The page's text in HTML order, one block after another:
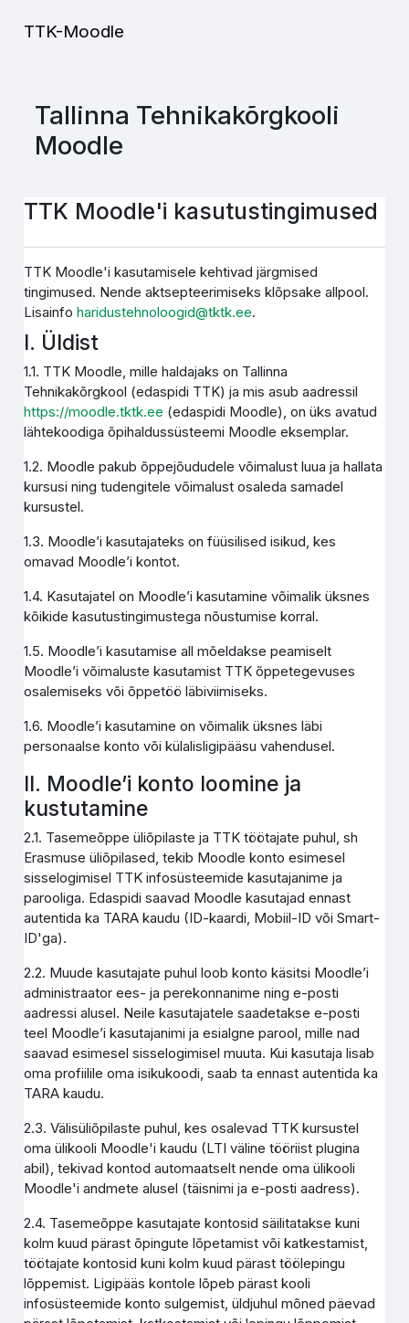
TTK-Moodle
Tallinna Tehnikakõrgkooli
Moodle
TTK Moodle'i kasutustingimused
TTK Moodle'i kasutamisele kehtivad järgmised
tingimused. Nende aktsepteerimiseks klõpsake allpool.
Lisainfoharidustehnoloogid@tktk.ee.
I. Üldist
1.1. TTK Moodle, mille haldajaks on Tallinna
Tehnikakõrgkool (edaspidi TTK) ja mis asub aadressil
https://moodle.tktk.ee (edaspidi Moodle), on üks avatud
lähtekoodiga õpihaldussüsteemi Moodle eksemplar.
1.2. Moodle pakub õppejõududele võimalust luua ja hallata
kursusi ning tudengitele võimalust osaleda samadel
kursustel.
1.3. Moodle’i kasutajateks on füüsilised isikud, kes
omavad Moodle’i kontot.
1.4. Kasutajatel on Moodle’i kasutamine võimalik üksnes
kõikide kasutustingimustega nõustumise korral.
1.5. Moodle’i kasutamise all mõeldakse peamiselt
Moodle’i võimaluste kasutamist TTK õppetegevuses
osalemiseks või õppetöö läbiviimiseks.
1.6. Moodle’i kasutamine on võimalik üksnes läbi
personaalse konto või külalisligipääsu vahendusel.
II. Moodle’i konto loomine ja
kustutamine
2.1. Tasemeõppe üliõpilaste ja TTK töötajate puhul, sh
Erasmuse üliõpilased, tekib Moodle konto esimesel
sisselogimisel TTK infosüsteemide kasutajanime ja
parooliga. Edaspidi saavad Moodle kasutajad ennast
autentida ka TARA kaudu (ID-kaardi, Mobiil-ID või Smart-
ID'ga).
2.2. Muude kasutajate puhul loob konto käsitsi Moodle’i
administraator ees- ja perekonnanime ning e-posti
aadressi alusel. Neile kasutajatele saadetakse e-posti
teel Moodle’i kasutajanimi ja esialgne parool, mille nad
saavad esimesel sisselogimisel muuta. Kui kasutaja lisab
oma profiilile oma isikukoodi, saab ta ennast autentida ka
TARA kaudu.
2.3. Välisüliõpilaste puhul, kes osalevad TTK kursustel
oma ülikooli Moodle'i kaudu (LTI väline tööriist plugina
abil), tekivad kontod automaatselt nende oma ülikooli
Moodle'i andmete alusel (täisnimi ja e-posti aadress).
2.4. Tasemeõppe kasutajate kontosid säilitatakse kuni
kolm kuud pärast õpingute lõpetamist või katkestamist,
töötajate kontosid kuni kolm kuud pärast töölepingu
lõppemist. Ligipääs kontole lõpeb pärast kooli
infosüsteemide konto sulgemist, üldjuhul mõned päevad